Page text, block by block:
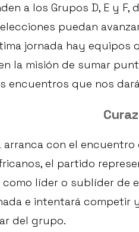
a los Grupos D, E y
puedan
jornada hay equipos
la misión de sumar
encuentros que nos
arranca con el
el partido
como líder o sublíder de
e intentará competir
del grupo.